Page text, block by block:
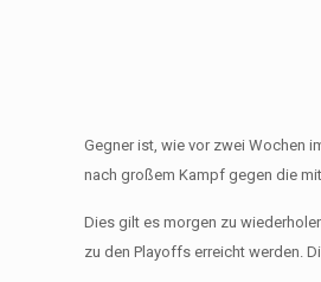
Gegner ist, wie vor zwei Wochen
nach großem Kampf gegen die
Dies gilt es morgen zu
zu den Playoffs erreicht werden.